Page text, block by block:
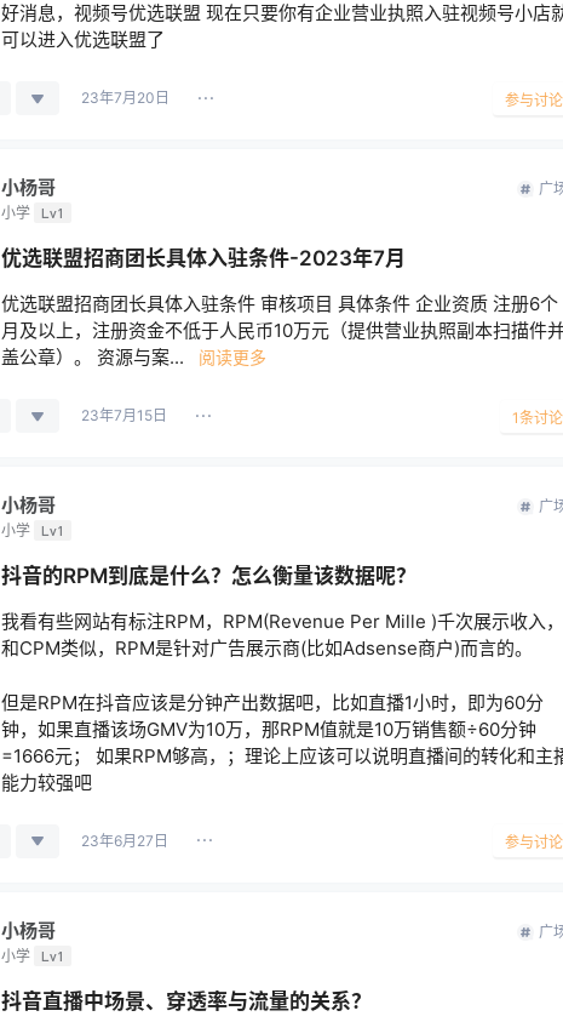
好消息，视频号优选联盟 现在只要你有企业营业执照入驻视频号小店
可以进入优选联盟了
23年7月20日 参与讨论
小杨哥
小学 Lv1
广
优选联盟招商团长具体入驻条件-2023年7月
优选联盟招商团长具体入驻条件 审核项目 具体条件 企业资质 注册6个
月及以上，注册资金不低于人民币10万元（提供营业执照副本扫描件
盖公章）。 资源与案...
阅读更多
23年7月15日 1条讨论
小杨哥
小学 Lv1
广
抖音的RPM到底是什么？怎么衡量该数据呢？
我看有些网站有标注RPM，RPM(Revenue Per Mille )千次展示收入，
和CPM类似，RPM是针对广告展示商(比如Adsense商户)而言的。
但是RPM在抖音应该是分钟产出数据吧，比如直播1小时，即为60分
钟，如果直播该场GMV为10万，那RPM值就是10万销售额÷60分钟
=1666元； 如果RPM够高，；理论上应该可以说明直播间的转化和主
能力较强吧
23年6月27日 参与讨论
小杨哥
小学 Lv1
广
抖音直播中场景、穿透率与流量的关系？